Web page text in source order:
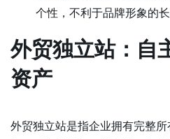
个性，不利于品牌形象的长
外贸独立站：自
资产
外贸独立站是指企业拥有完整